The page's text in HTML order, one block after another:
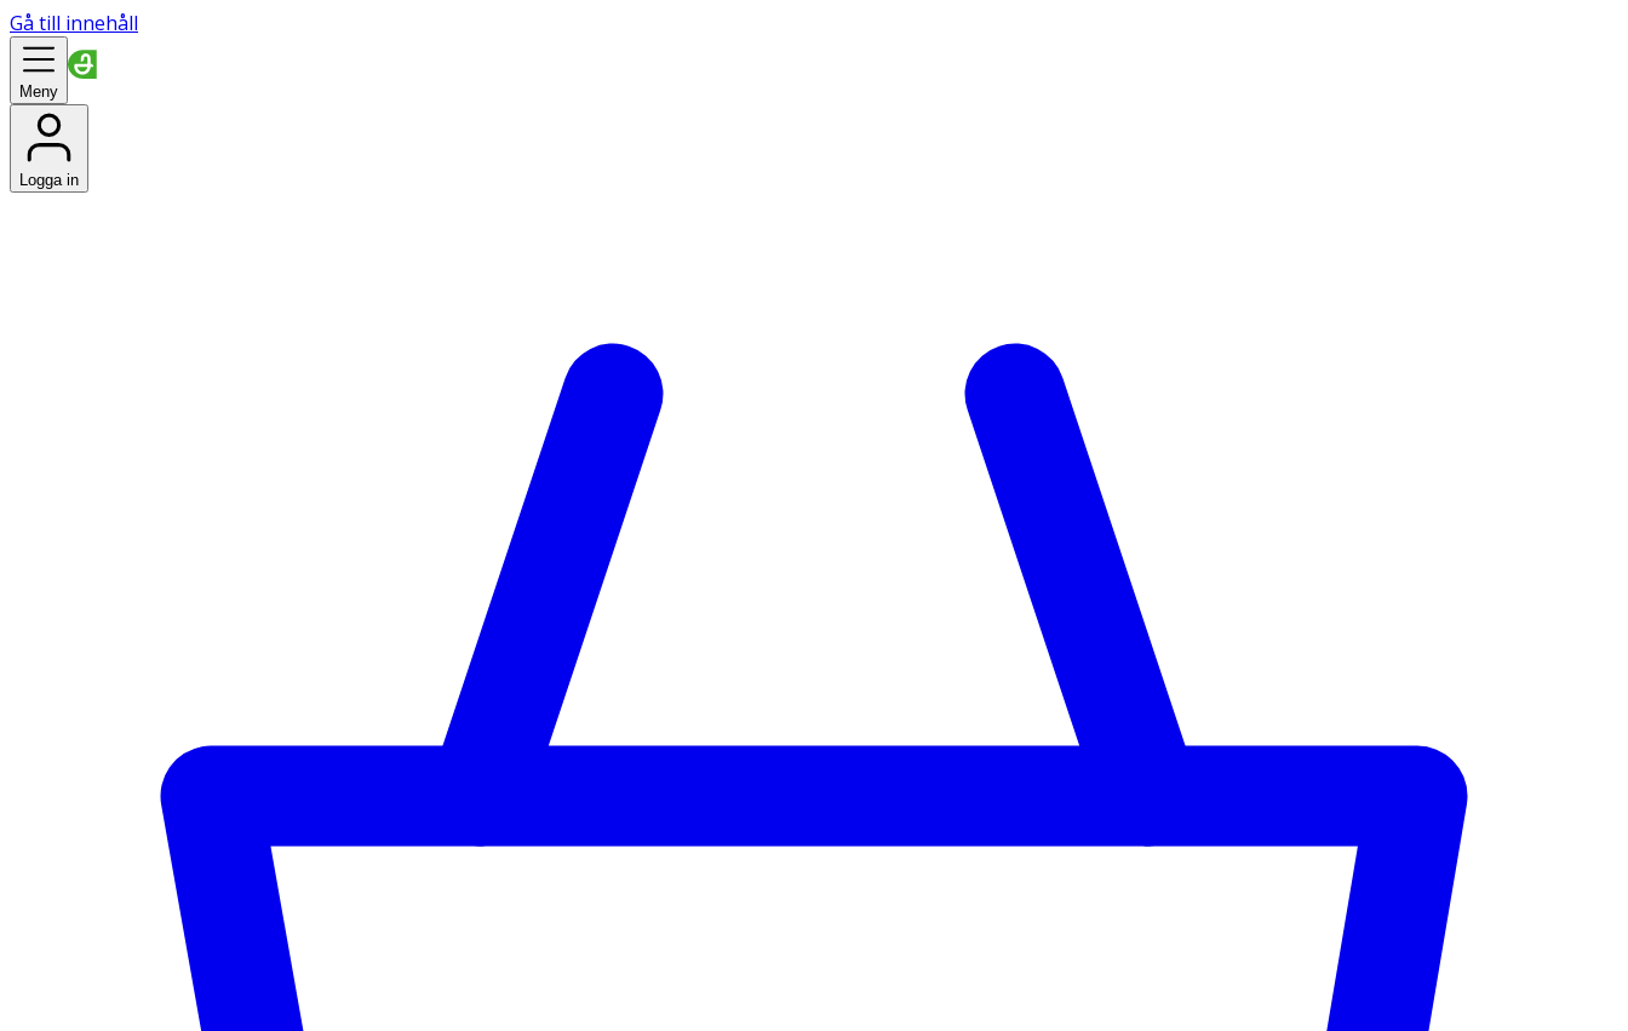
Gå till innehåll
Meny
Logga in